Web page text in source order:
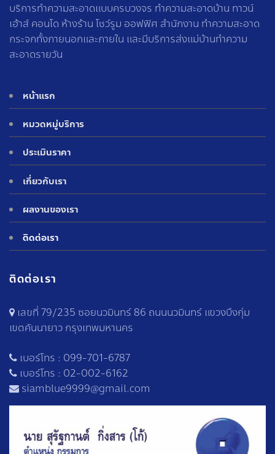
บริการทำความสะอาดแบบครบวงจร ทำความสะอาดบ้าน ทาวน์
เฮ้าส์ คอนโด ห้างร้าน โชว์รูม ออฟฟิศ สำนักงาน ทำความสะอาด
กระจกทั้งภายนอกและภายใน และมีบริการส่งแม่บ้านทำความ
สะอาดรายวัน
หน้าแรก
หมวดหมู่บริการ
ประเมินราคา
เกี่ยวกับเรา
ผลงานของเรา
ติดต่อเรา
ติดต่อเรา
เลขที่ 79/235 ซอยนวมินทร์ 86 ถนนนวมินทร์ แขวงบึงกุ่ม
เขตคันนายาว กรุงเทพมหานคร
เบอร์โทร : 099-701-6787
เบอร์โทร : 02-002-6162
siamblue9999@gmail.com